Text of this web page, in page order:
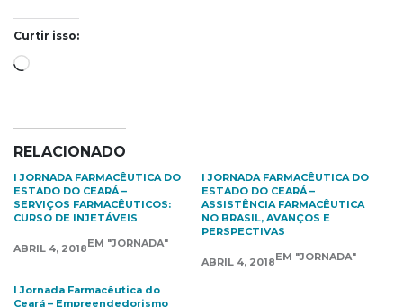
Curtir isso:
Carregando...
RELACIONADO
I JORNADA FARMACÊUTICA DO
ESTADO DO CEARÁ –
SERVIÇOS FARMACÊUTICOS:
CURSO DE INJETÁVEIS
ABRIL 4, 2018EM "JORNADA"
I JORNADA FARMACÊUTICA DO
ESTADO DO CEARÁ –
ASSISTÊNCIA FARMACÊUTICA
NO BRASIL, AVANÇOS E
PERSPECTIVAS
ABRIL 4, 2018EM "JORNADA"
I Jornada Farmacêutica do
Ceará – Empreendedorismo